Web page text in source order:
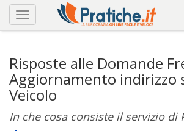
Risposte alle Domande
Aggiornamento indirizzo
Veicolo
In che cosa consiste il servizio di